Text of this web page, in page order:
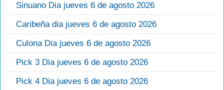
Sinuano Dia jueves 6 de agosto 2026
Caribeña dia jueves 6 de agosto 2026
Culona Dia jueves 6 de agosto 2026
Pick 3 Dia jueves 6 de agosto 2026
Pick 4 Dia jueves 6 de agosto 2026